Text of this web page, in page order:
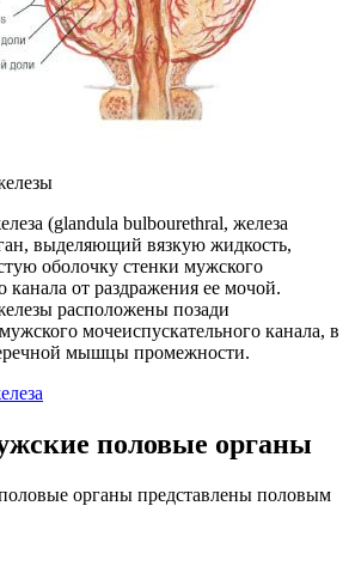
(glandula bulbourethral, железа
выделяющий вязкую жидкость,
оболочку стенки мужского
канала от раздражения ее мочой.
расположены позади
мочеиспускательного канала, в
мышцы промежности.
половые органы
органы представлены половым